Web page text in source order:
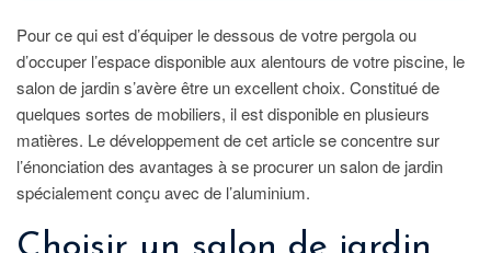
Pour ce qui est d’équiper le dessous de votre pergola ou
d’occuper l’espace disponible aux alentours de votre piscine, le
salon de jardin s’avère être un excellent choix. Constitué de
quelques sortes de mobiliers, il est disponible en plusieurs
matières. Le développement de cet article se concentre sur
l’énonciation des avantages à se procurer un salon de jardin
spécialement conçu avec de l’aluminium.